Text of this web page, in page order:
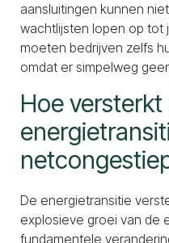
aansluitingen kunnen
wachtlijsten lopen op tot
moeten bedrijven zelfs
omdat er simpelweg
Hoe versterkt
De energietransitie
explosieve groei van de
fundamentele